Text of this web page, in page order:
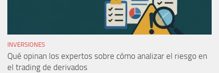
INVERSIONES
Qué opinan los expertos sobre cómo analizar el riesgo en
el trading de derivados